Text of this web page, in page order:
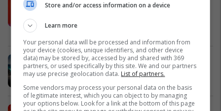
plotësisht digjitale dhe mbi 40 mijë
Zgjidhni një nga katër modelet tuaja
të preferuara Peugeot
Store and/or access information on a device
Learn more
Your personal data will be processed and information from
your device (cookies, unique identifiers, and other device
data) may be stored by, accessed by and shared with 369
partners, or used specifically by this site. We and our partners
may use precise geolocation data. List of partners.
Some vendors may process your personal data on the basis
of legitimate interest, which you can object to by managing
your options below. Look for a link at the bottom of this page